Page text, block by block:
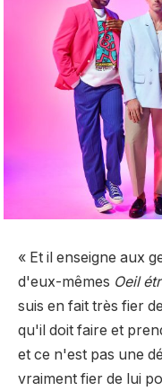
« Et il enseigne aux
d'eux-mêmes Oeil
suis en fait très fier
qu'il doit faire et
et ce n'est pas une
vraiment fier de lui